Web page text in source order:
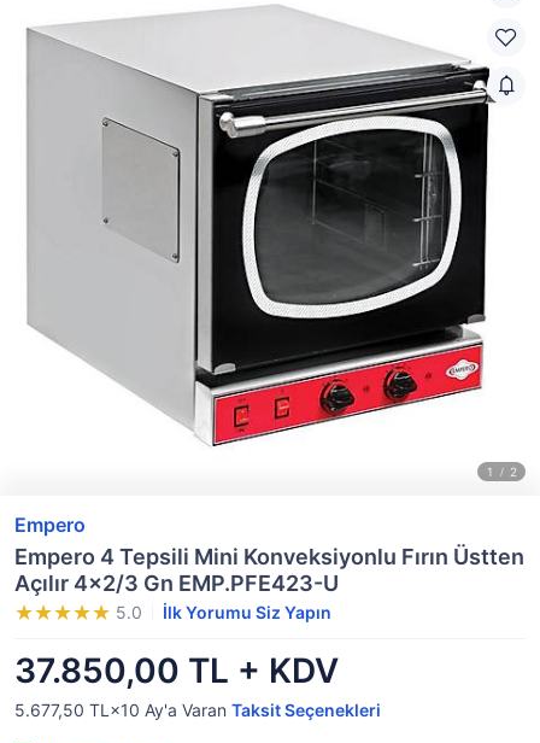
Empero
Empero 4 Tepsili Mini Konveksiyonlu Fırın Üstten
Açılır 4x2/3 Gn EMP.PFE423-U
5.0 İlk Yorumu Siz Yapın
37.850,00 TL + KDV
5.677,50 TL×10 Ay'a Varan Taksit Seçenekleri